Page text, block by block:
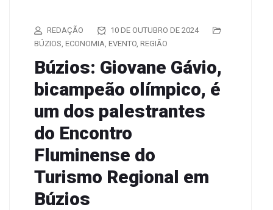
REDAÇÃO
10 DE OUTUBRO DE 2024
BÚZIOS ECONOMIA EVENTO REGIÃO
Búzios: Giovane Gávio,
bicampeão olímpico, é
um dos palestrantes
do Encontro
Fluminense do
Turismo Regional em
Búzios